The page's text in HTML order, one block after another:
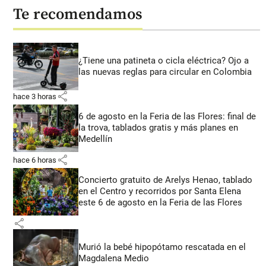
Te recomendamos
¿Tiene una patineta o cicla eléctrica? Ojo a
las nuevas reglas para circular en Colombia
hace 3 horas share
6 de agosto en la Feria de las Flores: final de
la trova, tablados gratis y más planes en
Medellín
hace 6 horas share
Concierto gratuito de Arelys Henao, tablado
en el Centro y recorridos por Santa Elena
este 6 de agosto en la Feria de las Flores
share
Murió la bebé hipopótamo rescatada en el
Magdalena Medio